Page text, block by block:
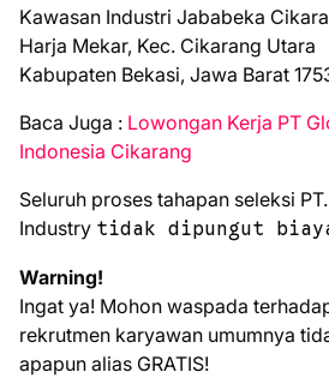
Kawasan Industri Jababeka
Harja Mekar, Kec. Cikarang Utara
Kabupaten Bekasi, Jawa Barat
Bаса Jugа : Lowongan Kerja PT
Indonesia Cikarang
Seluruh proses tahapan seleksi
Industry tidak dipungut
Warning!
Ingat ya! Mohon waspada
rekrutmen karyawan umumnya
apapun alias GRATIS!